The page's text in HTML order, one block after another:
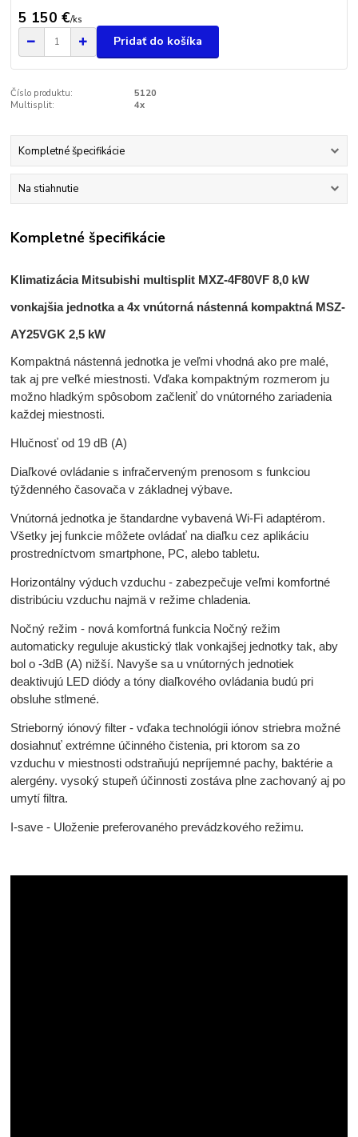
5 150 €/ks
Pridať do košíka
Číslo produktu:
5120
Multisplit:
4x
Kompletné špecifikácie
Na stiahnutie
Kompletné špecifikácie
Klimatizácia Mitsubishi multisplit MXZ-4F80VF 8,0 kW
vonkajšia jednotka a 4x vnútorná nástenná kompaktná MSZ-
AY25VGK 2,5 kW
Kompaktná nástenná jednotka je veľmi vhodná ako pre malé,
tak aj pre veľké miestnosti. Vďaka kompaktným rozmerom ju
možno hladkým spôsobom začleniť do vnútorného zariadenia
každej miestnosti.
Hlučnosť od 19 dB (A)
Diaľkové ovládanie s infračerveným prenosom s funkciou
týždenného časovača v základnej výbave.
Vnútorná jednotka je štandardne vybavená Wi-Fi adaptérom.
Všetky jej funkcie môžete ovládať na diaľku cez aplikáciu
prostredníctvom smartphone, PC, alebo tabletu.
Horizontálny výduch vzduchu - zabezpečuje veľmi komfortné
distribúciu vzduchu najmä v režime chladenia.
Nočný režim - nová komfortná funkcia Nočný režim
automaticky reguluje akustický tlak vonkajšej jednotky tak, aby
bol o -3dB (A) nižší. Navyše sa u vnútorných jednotiek
deaktivujú LED diódy a tóny diaľkového ovládania budú pri
obsluhe stlmené.
Strieborný iónový filter - vďaka technológii iónov striebra možné
dosiahnuť extrémne účinného čistenia, pri ktorom sa zo
vzduchu v miestnosti odstraňujú nepríjemné pachy, baktérie a
alergény. vysoký stupeň účinnosti zostáva plne zachovaný aj po
umytí filtra.
I-save - Uloženie preferovaného prevádzkového režimu.